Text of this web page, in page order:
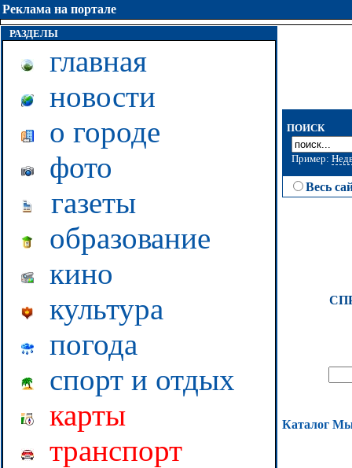
Реклама на портале
РАЗДЕЛЫ
главная
новости
о городе
фото
газеты
образование
кино
культура
погода
спорт и отдых
карты
транспорт
ПОИСК
Пример:
Весь
Каталог